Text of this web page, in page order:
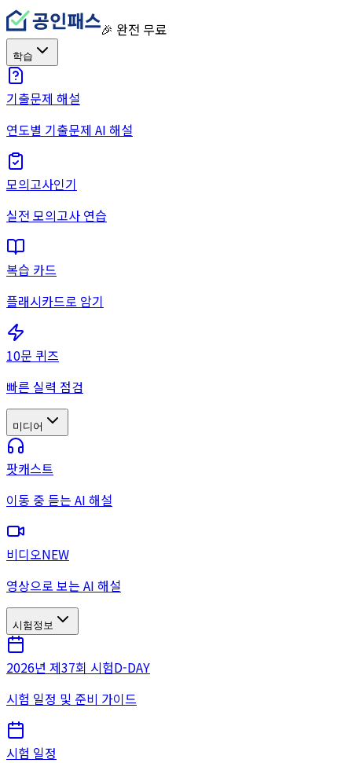
🎉 완전 무료
학습
기출문제 해설
연도별 기출문제 AI 해설
모의고사인기
실전 모의고사 연습
복습 카드
플래시카드로 암기
10문 퀴즈
빠른 실력 점검
미디어
팟캐스트
이동 중 듣는 AI 해설
비디오NEW
영상으로 보는 AI 해설
시험정보
2026년 제37회 시험D-DAY
시험 일정 및 준비 가이드
시험 일정